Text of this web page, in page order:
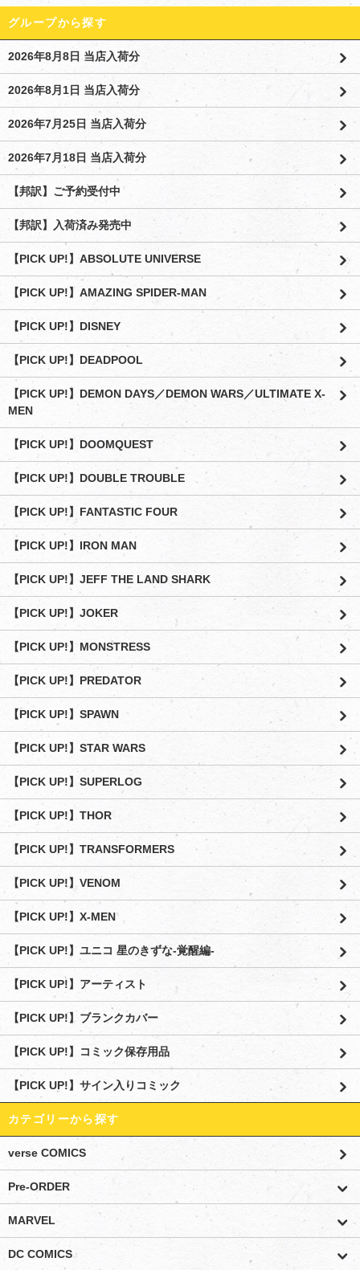
グループから探す
2026年8月8日 当店入荷分
2026年8月1日 当店入荷分
2026年7月25日 当店入荷分
2026年7月18日 当店入荷分
【邦訳】ご予約受付中
【邦訳】入荷済み発売中
【PICK UP!】ABSOLUTE UNIVERSE
【PICK UP!】AMAZING SPIDER-MAN
【PICK UP!】DISNEY
【PICK UP!】DEADPOOL
【PICK UP!】DEMON DAYS／DEMON WARS／ULTIMATE X-
MEN
【PICK UP!】DOOMQUEST
【PICK UP!】DOUBLE TROUBLE
【PICK UP!】FANTASTIC FOUR
【PICK UP!】IRON MAN
【PICK UP!】JEFF THE LAND SHARK
【PICK UP!】JOKER
【PICK UP!】MONSTRESS
【PICK UP!】PREDATOR
【PICK UP!】SPAWN
【PICK UP!】STAR WARS
【PICK UP!】SUPERLOG
【PICK UP!】THOR
【PICK UP!】TRANSFORMERS
【PICK UP!】VENOM
【PICK UP!】X-MEN
【PICK UP!】ユニコ 星のきずな-覚醒編-
【PICK UP!】アーティスト
【PICK UP!】ブランクカバー
【PICK UP!】コミック保存用品
【PICK UP!】サイン入りコミック
カテゴリーから探す
verse COMICS
Pre-ORDER
MARVEL
DC COMICS